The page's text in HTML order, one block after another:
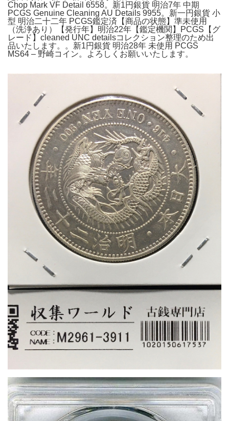
Chop Mark VF Detail 6558。新1円銀貨 明治7年 中期
PCGS Genuine Cleaning AU Details 9955。新一円銀貨 小
型 明治二十二年 PCGS鑑定済【商品の状態】準未使用
（洗浄あり）【発行年】明治22年【鑑定機関】PCGS【グ
レード】cleaned UNC detailsコレクション整理のため出
品いたします。。新1円銀貨 明治28年 未使用 PCGS
MS64 – 野崎コイン。よろしくお願いいたします。